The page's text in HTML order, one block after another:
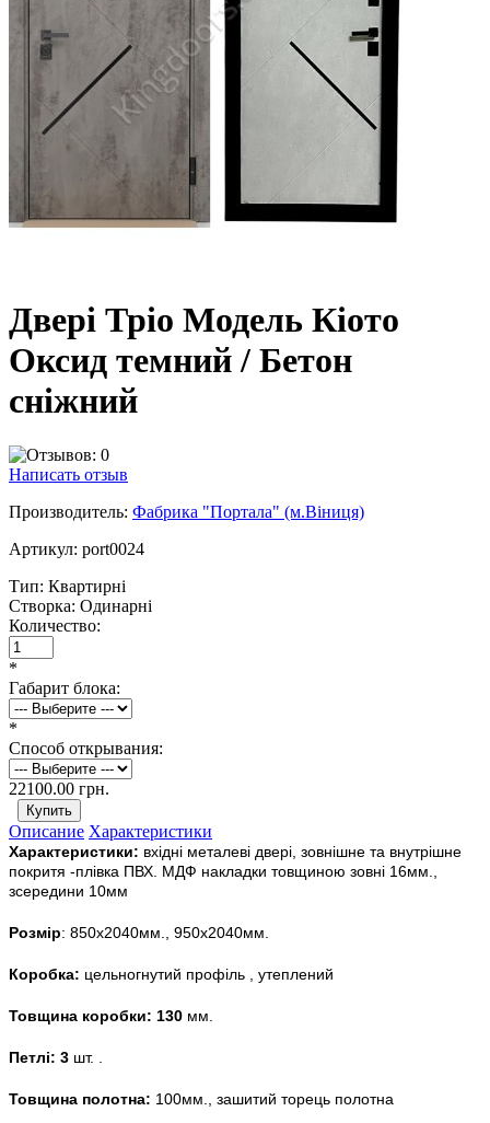
Двері Тріо Модель Кіото
Оксид темний / Бетон
сніжний
Написать отзыв
Производитель: Фабрика "Портала" (м.Віниця)
Артикул: port0024
Тип: Квартирні
Створка: Одинарні
Количество:
*
Габарит блока:
*
Способ открывания:
22100.00 грн.
Описание Характеристики
Характеристики: вхідні металеві двері, зовнішне та внутрішне
покритя -плівка ПВХ. МДФ накладки товщиною зовні 16мм.,
зсередини 10мм
Розмір: 850х2040мм., 950х2040мм.
Коробка: цельногнутий профіль , утеплений
Товщина коробки: 130 мм.
Петлі: 3 шт. .
Товщина полотна: 100мм., зашитий торець полотна